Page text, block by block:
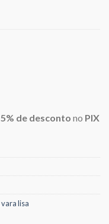
5% de desconto no PIX
vara lisa